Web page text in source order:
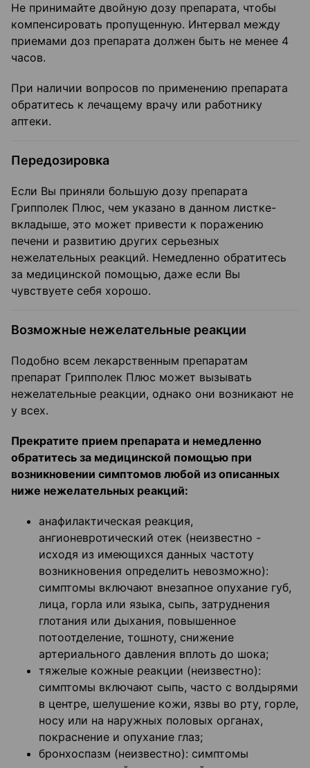
Не принимайте двойную дозу препарата, чтобы
компенсировать пропущенную. Интервал между
приемами доз препарата должен быть не менее 4
часов.
При наличии вопросов по применению препарата
обратитесь к лечащему врачу или работнику
аптеки.
Передозировка
Если Вы приняли большую дозу препарата
Грипполек Плюс, чем указано в данном листке-
вкладыше, это может привести к поражению
печени и развитию других серьезных
нежелательных реакций. Немедленно обратитесь
за медицинской помощью, даже если Вы
чувствуете себя хорошо.
Возможные нежелательные реакции
Подобно всем лекарственным препаратам
препарат Грипполек Плюс может вызывать
нежелательные реакции, однако они возникают не
у всех.
Прекратите прием препарата и немедленно
обратитесь за медицинской помощью при
возникновении симптомов любой из описанных
ниже нежелательных реакций:
анафилактическая реакция,
ангионевротический отек (неизвестно -
исходя из имеющихся данных частоту
возникновения определить невозможно):
симптомы включают внезапное опухание губ,
лица, горла или языка, сыпь, затруднения
глотания или дыхания, повышенное
потоотделение, тошноту, снижение
артериального давления вплоть до шока;
тяжелые кожные реакции (неизвестно):
симптомы включают сыпь, часто с волдырями
в центре, шелушение кожи, язвы во рту, горле,
носу или на наружных половых органах,
покраснение и опухание глаз;
бронхоспазм (неизвестно): симптомы